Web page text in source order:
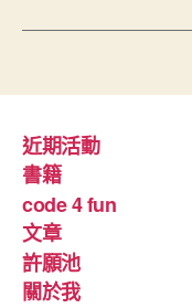
近期活動
書籍
code 4 fun
文章
許願池
關於我